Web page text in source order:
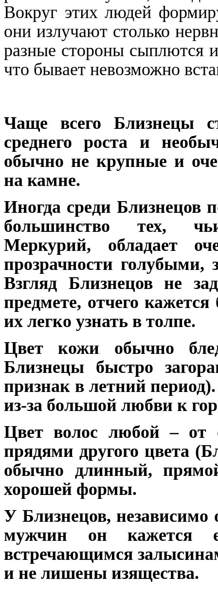
Вокруг этих людей
они излучают столько
разные стороны сыплются
что бывает невозможно
Чаще всего Близнецы
среднего роста и
обычно не крупные и
на камне.
Иногда среди Близнецов
большинство тех,
Меркурий, обладает
прозрачности
Взгляд Близнецов не
предмете, отчего
их легко узнать в толпе.
Цвет кожи обычно
Близнецы быстро
признак в летний
из-за большой любви к
Цвет волос любой – от
прядями другого цвета
обычно длинный,
хорошей формы.
У Близнецов,
мужчин он кажется
встречающимся
и не лишены изящества.